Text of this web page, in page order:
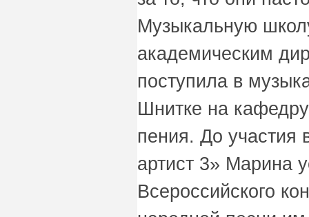
Музыкальную
академическим
поступила в
Шнитке на
пения. До участия
артист 3» Марина
Всероссийского